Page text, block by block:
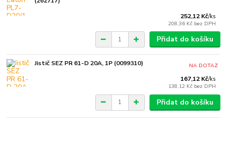
252,12 Kč/ks
208,36 Kč bez DPH
Přidat do košíku
Jistič SEZ PR 61-D 20A, 1P (0099310)
167,12 Kč/ks
138,12 Kč bez DPH
NA DOTAZ
Přidat do košíku